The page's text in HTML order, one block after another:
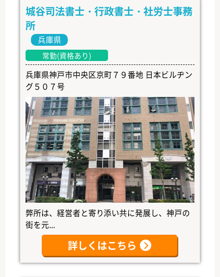
城谷司法書士・行政書士・社労士事務
所
兵庫県
常勤(資格あり)
兵庫県神戸市中央区京町７９番地 日本ビルヂン
グ５０７号
弊所は、経営者と寄り添い共に発展し、神戸の
街を元...
詳しくはこちら